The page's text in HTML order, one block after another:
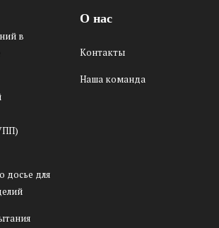
в
досье для
О нас
Контакты
Наша команда